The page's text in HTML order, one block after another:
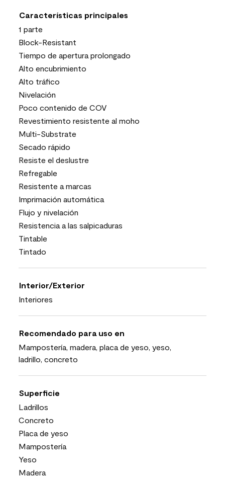
Características principales
1 parte
Block-Resistant
Tiempo de apertura prolongado
Alto encubrimiento
Alto tráfico
Nivelación
Poco contenido de COV
Revestimiento resistente al moho
Multi-Substrate
Secado rápido
Resiste el deslustre
Refregable
Resistente a marcas
Imprimación automática
Flujo y nivelación
Resistencia a las salpicaduras
Tintable
Tintado
Interior/Exterior
Interiores
Recomendado para uso en
Mampostería, madera, placa de yeso, yeso,
ladrillo, concreto
Superficie
Ladrillos
Concreto
Placa de yeso
Mampostería
Yeso
Madera